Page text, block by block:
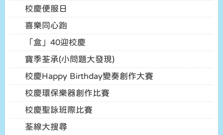
校慶便服日
喜樂同心跑
「盒」40迎校慶
寶季荃承(小問題大發現)
校慶Happy Birthday變奏創作大賽
校慶環保樂器創作比賽
校慶聖詠班際比賽
荃線大搜尋